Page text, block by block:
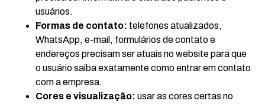
usuários.
Formas de contato: telefones atualizados,
WhatsApp, e-mail, formulários de contato e
endereços precisam ser atuais no website para que
o usuário saiba exatamente como entrar em contato
com a empresa.
Cores e visualização: usar as cores certas no